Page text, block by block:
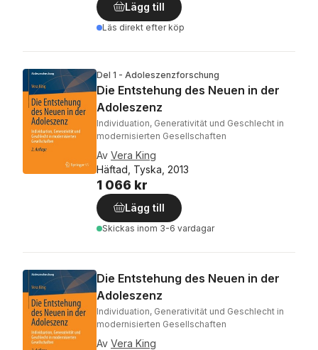
Lägg till
Läs direkt efter köp
Del 1 - Adoleszenzforschung
Die Entstehung des Neuen in der
Adoleszenz
Individuation, Generativität und Geschlecht in
modernisierten Gesellschaften
Av Vera King
Häftad, Tyska, 2013
1 066 kr
Lägg till
Skickas inom 3-6 vardagar
Die Entstehung des Neuen in der
Adoleszenz
Individuation, Generativität und Geschlecht in
modernisierten Gesellschaften
Av Vera King